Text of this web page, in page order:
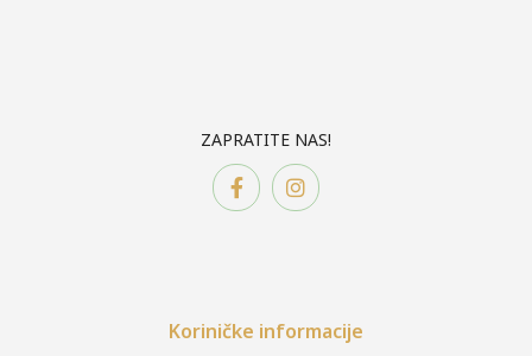
ZAPRATITE NAS!
Koriničke informacije